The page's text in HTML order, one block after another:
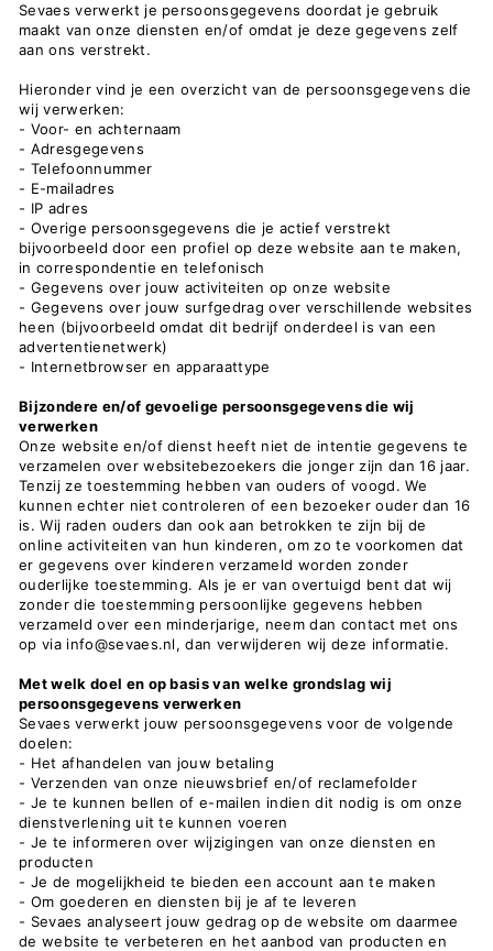
Sevaes verwerkt je persoonsgegevens doordat je gebruik
maakt van onze diensten en/of omdat je deze gegevens zelf
aan ons verstrekt.
Hieronder vind je een overzicht van de persoonsgegevens die
wij verwerken:
- Voor- en achternaam
- Adresgegevens
- Telefoonnummer
- E-mailadres
- IP adres
- Overige persoonsgegevens die je actief verstrekt
bijvoorbeeld door een profiel op deze website aan te maken,
in correspondentie en telefonisch
- Gegevens over jouw activiteiten op onze website
- Gegevens over jouw surfgedrag over verschillende websites
heen (bijvoorbeeld omdat dit bedrijf onderdeel is van een
advertentienetwerk)
- Internetbrowser en apparaattype
Bijzondere en/of gevoelige persoonsgegevens die wij
verwerken
Onze website en/of dienst heeft niet de intentie gegevens te
verzamelen over websitebezoekers die jonger zijn dan 16 jaar.
Tenzij ze toestemming hebben van ouders of voogd. We
kunnen echter niet controleren of een bezoeker ouder dan 16
is. Wij raden ouders dan ook aan betrokken te zijn bij de
online activiteiten van hun kinderen, om zo te voorkomen dat
er gegevens over kinderen verzameld worden zonder
ouderlijke toestemming. Als je er van overtuigd bent dat wij
zonder die toestemming persoonlijke gegevens hebben
verzameld over een minderjarige, neem dan contact met ons
op via info@sevaes.nl, dan verwijderen wij deze informatie.
Met welk doel en op basis van welke grondslag wij
persoonsgegevens verwerken
Sevaes verwerkt jouw persoonsgegevens voor de volgende
doelen:
- Het afhandelen van jouw betaling
- Verzenden van onze nieuwsbrief en/of reclamefolder
- Je te kunnen bellen of e-mailen indien dit nodig is om onze
dienstverlening uit te kunnen voeren
- Je te informeren over wijzigingen van onze diensten en
producten
- Je de mogelijkheid te bieden een account aan te maken
- Om goederen en diensten bij je af te leveren
- Sevaes analyseert jouw gedrag op de website om daarmee
de website te verbeteren en het aanbod van producten en